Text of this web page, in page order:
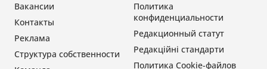
Политика
конфиденциальности
Редакционный статут
Редакційні стандарти
Политика Cookie-файлов
Вакансии
Контакты
Реклама
Структура собственности